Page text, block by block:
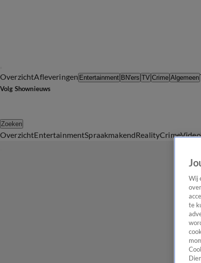
OverzichtAfleveringen Entertainment BN'ers TV Crime Algemeen
Volg Shownieuws
Zoeken
OverzichtEntertainmentSpraakmakendRealityCrime
Wij
te